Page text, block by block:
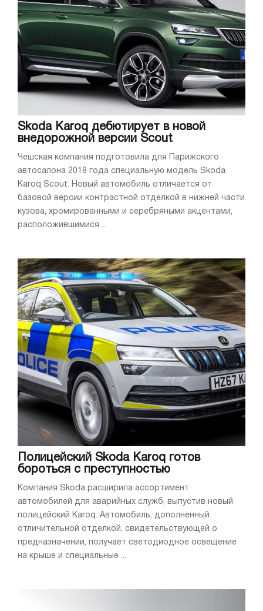
Skoda Karoq дебютирует в новой
внедорожной версии Scout
Чешская компания подготовила для Парижского
автосалона 2018 года специальную модель Skoda
Karoq Scout. Новый автомобиль отличается от
базовой версии контрастной отделкой в нижней части
кузова, хромированными и серебряными акцентами,
расположившимися ...
Полицейский Skoda Karoq готов
бороться с преступностью
Компания Skoda расширила ассортимент
автомобилей для аварийных служб, выпустив новый
полицейский Karoq. Автомобиль, дополненный
отличительной отделкой, свидетельствующей о
предназначении, получает светодиодное освещение
на крыше и специальные ...